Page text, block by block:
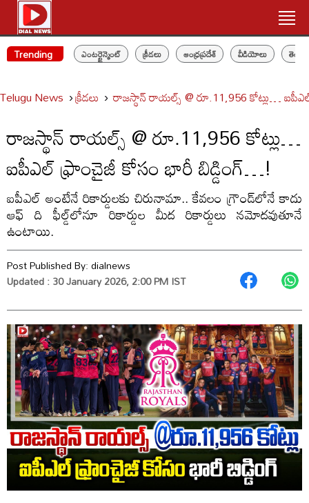
Trending ఎంటర్టైన్మెంట్ క్రీడలు ఆంధ్రప్రదేశ్ వీడియోలు
Telugu News క్రీడలు రాజస్థాన్ రాయల్స్ @ రూ.11,956 కోట్లు…
రాజస్థాన్ రాయల్స్ @ రూ.11,956 కోట్లు…
ఐపీఎల్ ఫ్రాంచైజీ కోసం భారీ బిడ్డింగ్…!
ఐపీఎల్ అంటేనే రికార్డులకు చిరునామా.. కేవలం గ్రౌండ్‌లోనే కాదు
ఆఫ్ ది ఫీల్డ్‌లోనూ రికార్డుల మీద రికార్డులు నమోదవుతూనే
ఉంటాయి.
Post Published By:dialnews
Updated : 30 January 2026, 2:00 PM IST